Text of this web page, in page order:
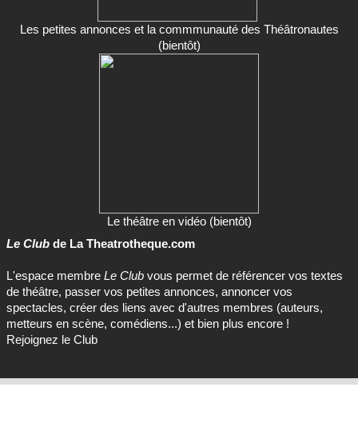
Les petites annonces et la commmunauté des Théâtronautes
(bientôt)
Le théâtre en vidéo (bientôt)
Le Club de La Theatrotheque.com
L'espace membre Le Club vous permet de référencer vos textes
de théâtre, passer vos petites annonces, annoncer vos
spectacles, créer des liens avec d'autres membres (auteurs,
metteurs en scène, comédiens...) et bien plus encore !
Rejoignez le Club